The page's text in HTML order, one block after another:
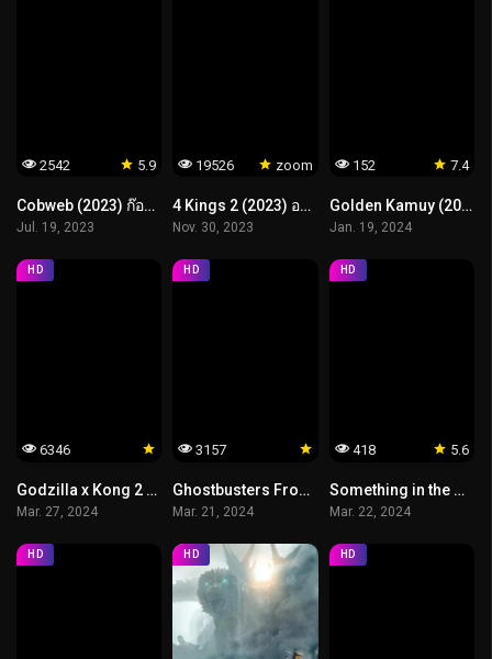
5.9
2542
Cobweb (2023) ก๊อก ก๊อก.. เคาะเรียกผี
Jul. 19, 2023
zoom
19526
4 Kings 2 (2023) อาชีวะ ยุค 90
Nov. 30, 2023
7.4
152
Golden Kamuy (2024) โกลเดนคามุย
Jan. 19, 2024
6346
HD
Godzilla x Kong 2 The New Empire (2024) ก๊อตซิลล่า ปะทะ คอง 2 อาณาจักรใหม่
Mar. 27, 2024
3157
HD
Ghostbusters Frozen Empire (2024) บริษัทกำจัดผี อาณาจักรน้ำแข็ง
Mar. 21, 2024
5.6
418
HD
Something in the Water (2024) ครีบขย้ำคลั่งมหาสมุทร
Mar. 22, 2024
HD HD HD